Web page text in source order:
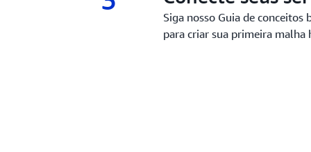
Siga nosso Guia de
para criar sua primeira malha